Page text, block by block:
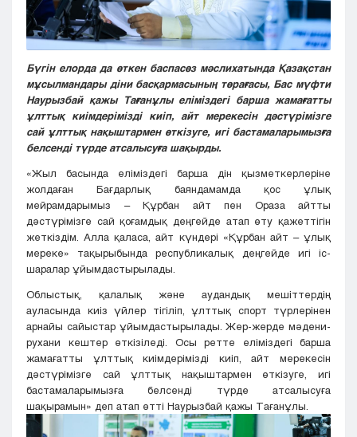
Бүгін елорда да өткен баспасөз мәслихатында Қазақстан
мұсылмандары діни басқармасының төрағасы, Бас мүфти
Наурызбай қажы Тағанұлы еліміздегі барша жамағатты
ұлттық киімдерімізді киіп, айт мерекесін дәстүрімізге
сай ұлттық нақыштармен өткізуге, игі бастамаларымызға
белсенді түрде атсалысуға шақырды.
«Жыл басында еліміздегі барша дін қызметкерлеріне
жолдаған Бағдарлық баяндамамда қос ұлық
мейрамдарымыз – Құрбан айт пен Ораза айтты
дәстүрімізге сай қоғамдық деңгейде атап өту қажеттігін
жеткіздім. Алла қаласа, айт күндері «Құрбан айт – ұлық
мереке» тақырыбында республикалық деңгейде игі іс-
шаралар ұйымдастырылады.
Облыстық, қалалық және аудандық мешіттердің
ауласында киіз үйлер тігіліп, ұлттық спорт түрлерінен
арнайы сайыстар ұйымдастырылады. Жер-жерде мәдени-
рухани кештер өткізіледі. Осы ретте еліміздегі барша
жамағатты ұлттық киімдерімізді киіп, айт мерекесін
дәстүрімізге сай ұлттық нақыштармен өткізуге, игі
бастамаларымызға белсенді түрде атсалысуға
шақырамын» деп атап өтті Наурызбай қажы Тағанұлы.